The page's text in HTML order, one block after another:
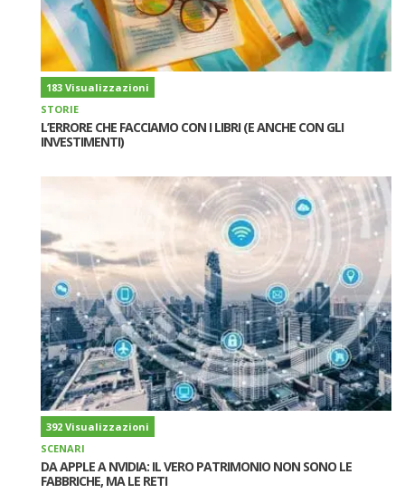
183 Visualizzazioni
STORIE
L’ERRORE CHE FACCIAMO CON I LIBRI (E ANCHE CON GLI
INVESTIMENTI)
392 Visualizzazioni
SCENARI
DA APPLE A NVIDIA: IL VERO PATRIMONIO NON SONO LE
FABBRICHE, MA LE RETI